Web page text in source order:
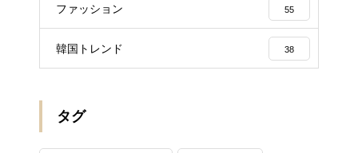
ファッション 55
韓国トレンド 38
タグ